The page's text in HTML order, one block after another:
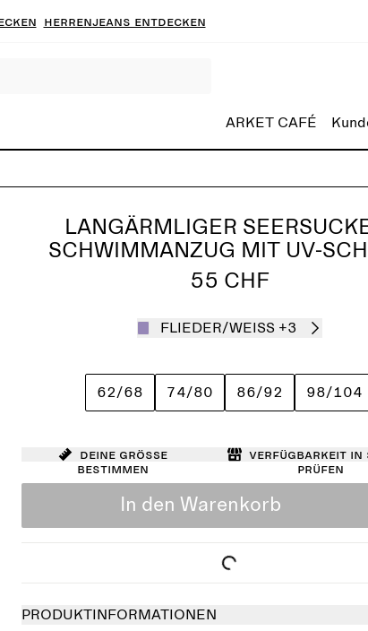
Herrenjeans entdecken
ARKET CAFÉ
LANGÄRMLIGER
SCHWIMMANZUG MIT UV-
55 CHF
FLIEDER/WEISS +3
62/68 74/80 86/92 98/104
Deine Größe
bestimmen
Verfügbarkeit in
prüfen
In den Warenkorb
PRODUKTINFORMATIONEN